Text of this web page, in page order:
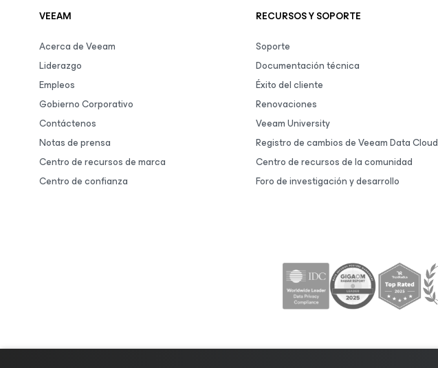
VEEAM
Acerca de Veeam
Liderazgo
Empleos
Gobierno Corporativo
Contáctenos
Notas de prensa
Centro de recursos de marca
Centro de confianza
RECURSOS Y SOPORTE
Soporte
Documentación técnica
Éxito del cliente
Renovaciones
Veeam University
Registro de cambios de Veeam Data Cloud
Centro de recursos de la comunidad
Foro de investigación y desarrollo